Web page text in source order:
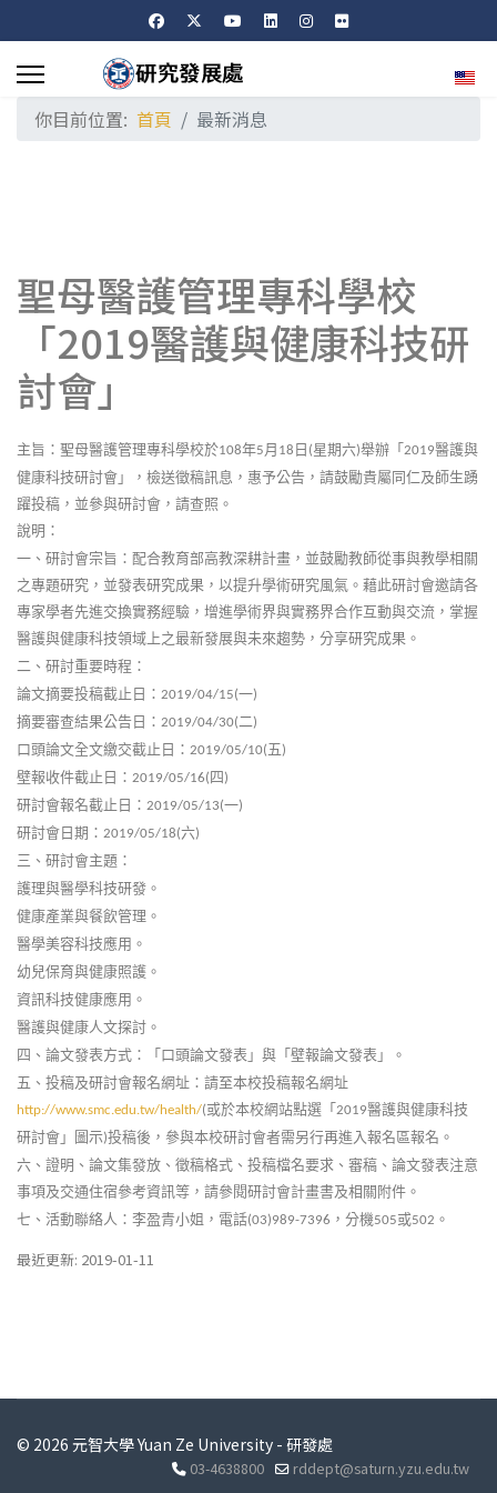
選擇
你目前位置: 首頁 最新消息
聖母醫護管理專科學校
「2019醫護與健康科技研
討會」
主旨：聖母醫護管理專科學校於108年5月 18 日 (星期六)舉辦「2019醫護與
健康科技研討會」，檢送徵稿訊息，惠予公告，請鼓勵貴屬同仁及師生踴
躍投稿，並參與研討會，請查照。
說明：
一、研討會宗旨：配合教育部高教深耕計畫，並鼓勵教師從事與教學相關
之專題研究，並發表研究成果，以提升學術研究風氣。藉此研討會邀請各
專家學者先進交換實務經驗，增進學術界與實務界合作互動與交流，掌握
醫護與健康科技領域上之最新發展與未來趨勢，分享研究成果。
二、研討重要時程：
論文摘要投稿截止日： 2019/04/15(一)
摘要審查結果公告日： 2019/04/30(二)
口頭論文全文繳交截止日： 2019/05/10(五)
壁報收件截止日： 2019/05/16(四)
研討會報名截止日： 2019/05/13(一)
研討會日期： 2019/05/18(六)
三、研討會主題：
護理與醫學科技研發。
健康產業與餐飲管理。
醫學美容科技應用。
幼兒保育與健康照護。
資訊科技健康應用。
醫護與健康人文探討。
四、論文發表方式：「口頭論文發表」與「壁報論文發表」。
五、投稿及研討會報名網址：請至本校投稿報名網址
http://www.smc.edu.tw/health/(或於本校網站點選「2019醫護與健康科技
研討會」圖示)投稿後，參與本校研討會者需另行再進入報名區報名。
六、證明、論文集發放、徵稿格式、投稿檔名要求、審稿、論文發表注意
事項及交通住宿參考資訊等，請參閱研討會計畫書及相關附件。
七、活動聯絡人：李盈青小姐，電話(03)989-7396 ，分機505或502 。
最近更新: 2019-01-11
© 2026 元智大學 Yuan Ze University - 研發處
03-4638800 rddept@saturn.yzu.edu.tw